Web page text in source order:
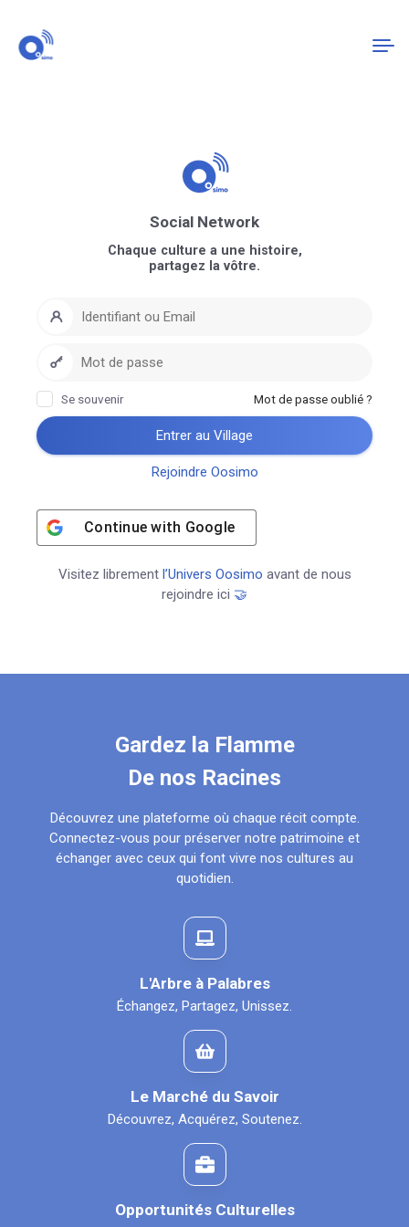
Gardez la Flamme
De nos Racines
Découvrez une plateforme où chaque récit compte.
Connectez-vous pour préserver notre patrimoine et
échanger avec ceux qui font vivre nos cultures au
quotidien.
L'Arbre à Palabres
Échangez, Partagez, Unissez.
Le Marché du Savoir
Découvrez, Acquérez, Soutenez.
Opportunités Culturelles
Social Network
Chaque culture a une histoire,
partagez la vôtre.
Se souvenir Mot de passe oublié ?
Entrer au Village
Rejoindre Oosimo
Continue with Google
Visitez librement l’Univers Oosimo avant de nous
rejoindre ici 🤝